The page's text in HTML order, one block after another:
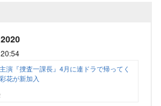
演『捜査一課長』4月に連ドラで帰ってく
花が新加入